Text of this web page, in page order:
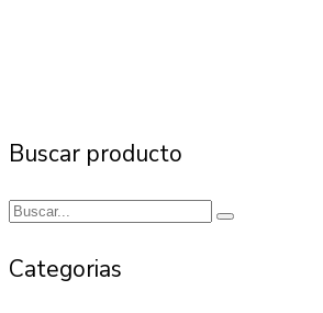
Buscar producto
Categorias